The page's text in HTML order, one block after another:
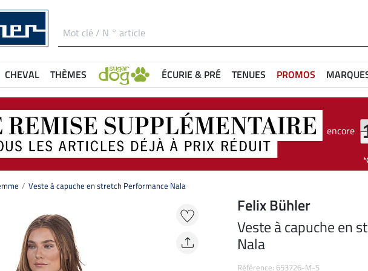
CHEVAL THÈMES ÉCURIE & PRÉ TENUES PROMOS
encore
Veste à capuche en stretch Performance Nala
Felix Bühler
Veste à capuche en
Nala
Référence: 653726-M-S